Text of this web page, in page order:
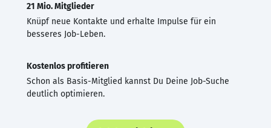
21 Mio. Mitglieder
Knüpf neue Kontakte und erhalte Impulse für ein
besseres Job-Leben.
Kostenlos profitieren
Schon als Basis-Mitglied kannst Du Deine Job-Suche
deutlich optimieren.